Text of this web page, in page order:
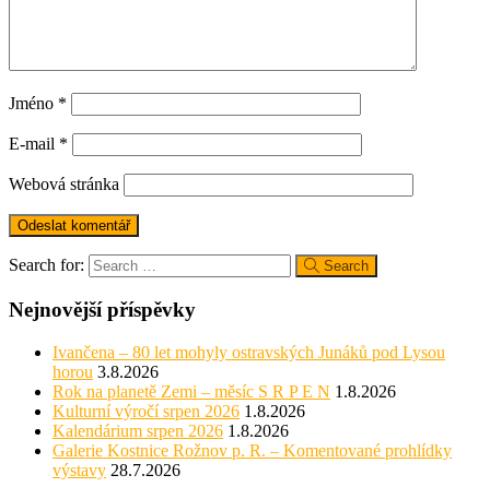
Jméno *
E-mail *
Webová stránka
Search for: Search
Nejnovější příspěvky
Ivančena – 80 let mohyly ostravských Junáků pod Lysou
horou 3.8.2026
Rok na planetě Zemi – měsíc S R P E N 1.8.2026
Kulturní výročí srpen 2026 1.8.2026
Kalendárium srpen 2026 1.8.2026
Galerie Kostnice Rožnov p. R. – Komentované prohlídky
výstavy 28.7.2026